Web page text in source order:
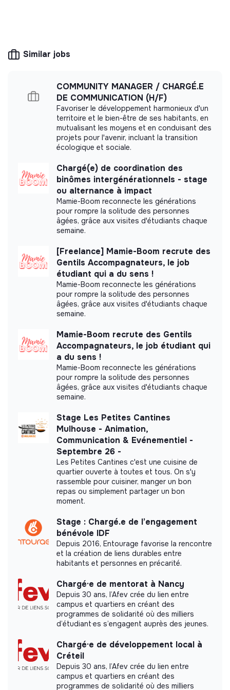
solidarity and social utility: its management is
association, cooperative, foundation, mutual or
ESUS company.
More information
Website
Nonprofit organization
< 15 persons
Associations
Impact study
Halte à l'Obsolescence Programmée (HOP) did not
yet communicate its impact measurement.
Referenced by Shift Your Job.
Member of the Latitudes community.
Documents
Did not yet add a transparency document.
Similar jobs
COMMUNITY MANAGER / CHARGÉ.E
DE COMMUNICATION (H/F)
Favoriser le développement harmonieux d'un
territoire et le bien-être de ses habitants, en
mutualisant les moyens et en conduisant des
projets pour l'avenir, incluant la transition
écologique et sociale.
Chargé(e) de coordination des
binômes intergénérationnels - stage
ou alternance à impact
Mamie-Boom reconnecte les générations
pour rompre la solitude des personnes
âgées, grâce aux visites d'étudiants chaque
semaine.
[Freelance] Mamie-Boom recrute des
Gentils Accompagnateurs, le job
étudiant qui a du sens !
Mamie-Boom reconnecte les générations
pour rompre la solitude des personnes
âgées, grâce aux visites d'étudiants chaque
semaine.
Mamie-Boom recrute des Gentils
Accompagnateurs, le job étudiant qui
a du sens !
Mamie-Boom reconnecte les générations
pour rompre la solitude des personnes
âgées, grâce aux visites d'étudiants chaque
semaine.
Stage Les Petites Cantines
Mulhouse - Animation,
Communication & Evénementiel -
Septembre 26 -
Les Petites Cantines c'est une cuisine de
quartier ouverte à toutes et tous. On s'y
rassemble pour cuisiner, manger un bon
repas ou simplement partager un bon
moment.
Stage : Chargé.e de l’engagement
bénévole IDF
Depuis 2016, Entourage favorise la rencontre
et la création de liens durables entre
habitants et personnes en précarité.
Chargé·e de mentorat à Nancy
Depuis 30 ans, l’Afev crée du lien entre
campus et quartiers en créant des
programmes de solidarité où des milliers
d’étudiant·es s’engagent auprès des jeunes.
Chargé·e de développement local à
Créteil
Depuis 30 ans, l’Afev crée du lien entre
campus et quartiers en créant des
programmes de solidarité où des milliers